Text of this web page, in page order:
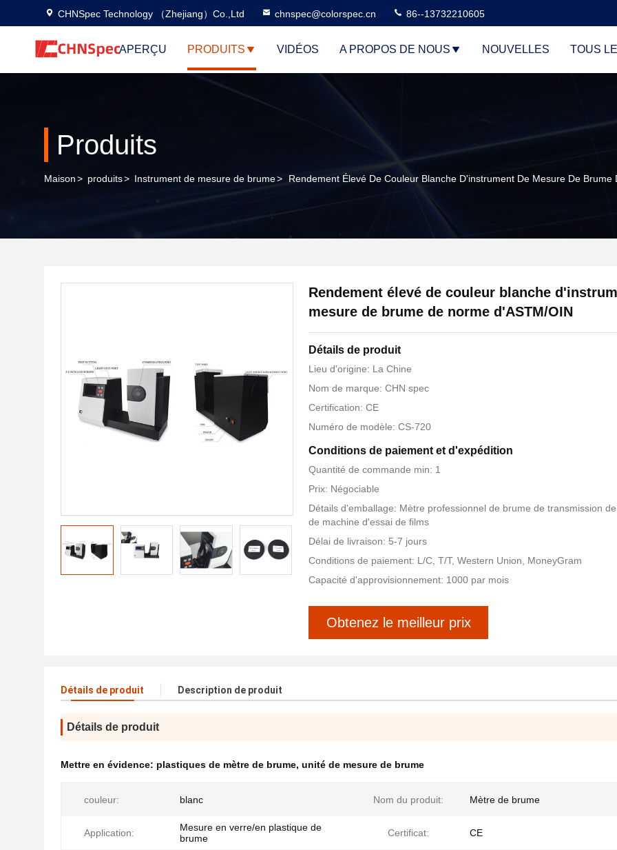
CHNSpec Technology （Zhejiang）Co.,Ltd chnspec@colorspec.cn 86--13732210605
APERÇU PRODUITS VIDÉOS A PROPOS DE NOUS NOUVELLES TOUS
Produits
Maison> produits> Instrument de mesure de brume> Rendement Élevé De Couleur Blanche D'instrument De Mesure De Brume
Rendement élevé de couleur blanche
mesure de brume de norme d'ASTM/OIN
Détails de produit
Lieu d'origine: La Chine
Nom de marque: CHN spec
Certification: CE
Numéro de modèle: CS-720
Conditions de paiement et d'expédition
Quantité de commande min: 1
Prix: Négociable
Détails d'emballage: Mètre professionnel de brume de transmission
de machine d'essai de films
Délai de livraison: 5-7 jours
Conditions de paiement: L/C, T/T, Western Union, MoneyGram
Capacité d'approvisionnement: 1000 par mois
Obtenez le meilleur prix
Détails de produit Description de produit
Détails de produit
Mettre en évidence: plastiques de mètre de brume, unité de mesure de brume
couleur: blanc Nom du produit: Mètre de brume
Application:
Mesure en verre/en plastique de
brume
Certificat: CE